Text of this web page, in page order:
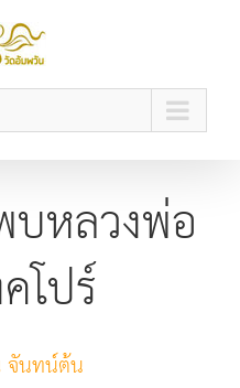
หลวงพ่อ
โปร์
จันทน์ต้น